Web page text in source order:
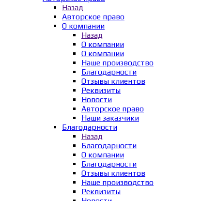
Назад
Авторское право
О компании
Назад
О компании
О компании
Наше производство
Благодарности
Отзывы клиентов
Реквизиты
Новости
Авторское право
Наши заказчики
Благодарности
Назад
Благодарности
О компании
Благодарности
Отзывы клиентов
Наше производство
Реквизиты